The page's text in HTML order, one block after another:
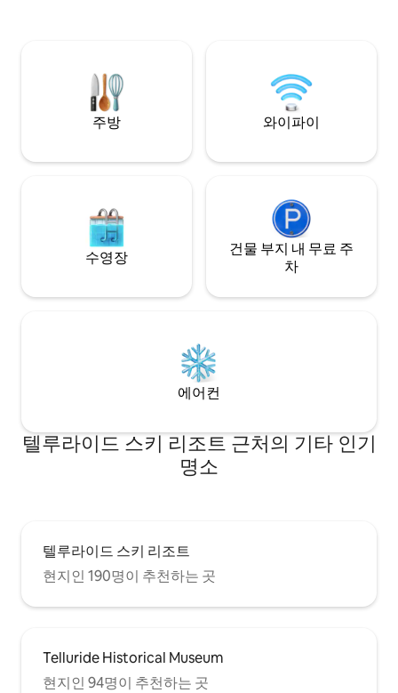
푹신한 수건, 가운,
어 있습니다. BL
주방 와이파이
수영장
건물 부지 내 무료 주
차
에어컨
텔루라이드 스키 리조트 근처의 기타 인기
명소
텔루라이드 스키 리조트
현지인 190명이 추천하는 곳
Telluride Historical Museum
현지인 94명이 추천하는 곳